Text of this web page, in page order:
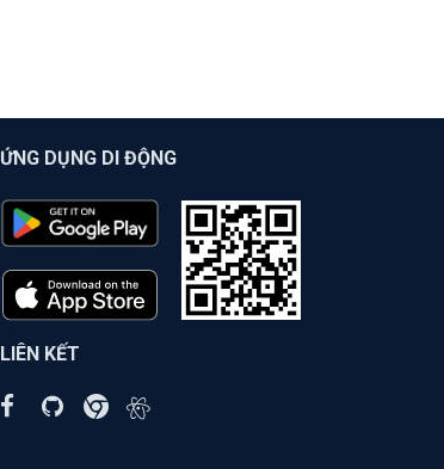
ỨNG DỤNG DI ĐỘNG
LIÊN KẾT